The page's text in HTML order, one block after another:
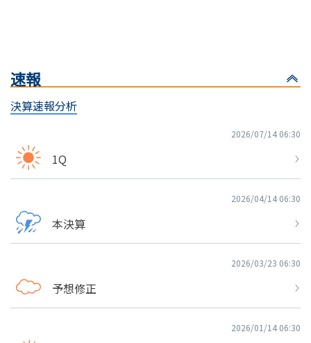
速報
決算速報分析
2026/07/14 06:30
1Q
2026/04/14 06:30
本決算
2026/03/23 06:30
予想修正
2026/01/14 06:30